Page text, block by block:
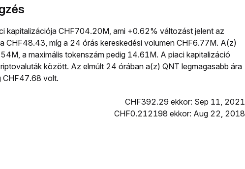
kapitalizációja CHF704.20M, ami +0.62% változást jelent az
CHF48.43, míg a 24 órás kereskedési volumen CHF6.77M. A(z)
a maximális tokenszám pedig 14.61M. A piaci kapitalizáció
között. Az elmúlt 24 órában a(z) QNT legmagasabb ára
CHF47.68 volt.
CHF392.29 ekkor: Sep 11, 2021
CHF0.212198 ekkor: Aug 22, 2018